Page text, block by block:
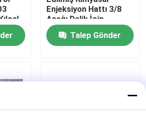
Enjeksiyon Hattı 3/8
Aşağı Delik İçin
Paslanmaz Çelik Boru
Bobini Talep Gönder